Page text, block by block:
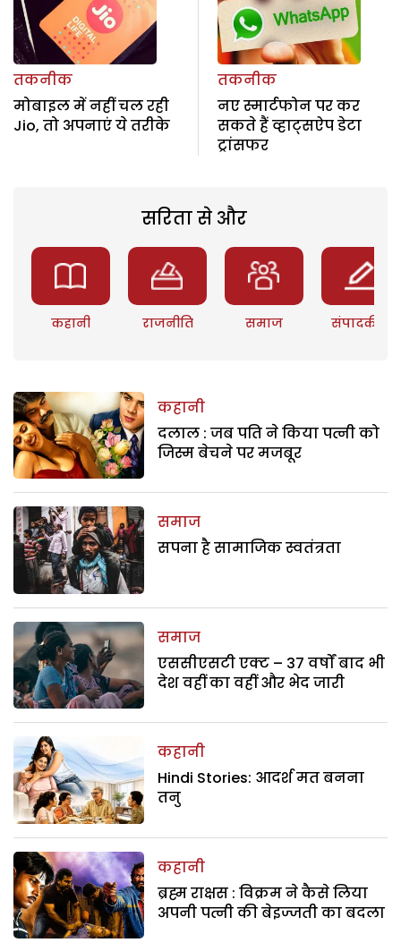
तकनीक
मोबाइल में नहीं चल रही
Jio, तो अपनाएं ये तरीके
तकनीक
नए स्मार्टफोन पर कर
सकते हैं व्हाट्सऐप डेटा
ट्रांसफर
सरिता से और
कहानी राजनीति समाज संपादकीय
कहानी
दलाल : जब पति ने किया पत्नी को
जिस्म बेचने पर मजबूर
समाज
सपना है सामाजिक स्वतंत्रता
समाज
एससीएसटी एक्ट – 37 वर्षों बाद भी
देश वहीं का वहीं और भेद जारी
कहानी
Hindi Stories: आदर्श मत बनना
तनु
कहानी
ब्रह्म राक्षस : विक्रम ने कैसे लिया
अपनी पत्नी की बेइज्जती का बदला